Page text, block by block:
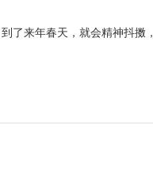
了来年春天，就会精神抖擞，